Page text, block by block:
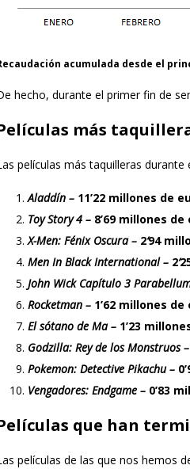
acumulada desde el
hecho, durante el primer fin de
más
películas más taquilleras durante
Aladdín – 11’22 millones de
Toy Story 4 – 8’69 millones de
X-Men: Fénix Oscura – 2‘94
Men In Black International – 2‘
John Wick Capítulo 3
Rocketman – 1’62 millones de
El sótano de Ma – 1’23
Godzilla: Rey de los Monstruos –
Pokemon: Detective Pikachu –
Vengadores: Endgame – 0’83
que han
películas de las que nos hemos